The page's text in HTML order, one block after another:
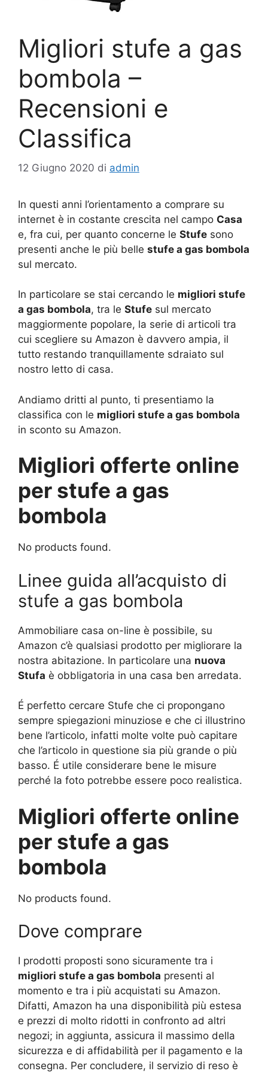
Migliori stufe a gas
bombola –
Recensioni e
Classifica
12 Giugno 2020 di admin
In questi anni l’orientamento a comprare su
internet è in costante crescita nel campo Casa
e, fra cui, per quanto concerne le Stufe sono
presenti anche le più belle stufe a gas bombola
sul mercato.
In particolare se stai cercando le migliori stufe
a gas bombola, tra le Stufe sul mercato
maggiormente popolare, la serie di articoli tra
cui scegliere su Amazon è davvero ampia, il
tutto restando tranquillamente sdraiato sul
nostro letto di casa.
Andiamo dritti al punto, ti presentiamo la
classifica con le migliori stufe a gas bombola
in sconto su Amazon.
Migliori offerte online
per stufe a gas
bombola
No products found.
Linee guida all’acquisto di
stufe a gas bombola
Ammobiliare casa on-line è possibile, su
Amazon c’è qualsiasi prodotto per migliorare la
nostra abitazione. In particolare una nuova
Stufa è obbligatoria in una casa ben arredata.
É perfetto cercare Stufe che ci propongano
sempre spiegazioni minuziose e che ci illustrino
bene l’articolo, infatti molte volte può capitare
che l’articolo in questione sia più grande o più
basso. É utile considerare bene le misure
perché la foto potrebbe essere poco realistica.
Migliori offerte online
per stufe a gas
bombola
No products found.
Dove comprare
I prodotti proposti sono sicuramente tra i
migliori stufe a gas bombola presenti al
momento e tra i più acquistati su Amazon.
Difatti, Amazon ha una disponibilità più estesa
e prezzi di molto ridotti in confronto ad altri
negozi; in aggiunta, assicura il massimo della
sicurezza e di affidabilità per il pagamento e la
consegna. Per concludere, il servizio di reso è